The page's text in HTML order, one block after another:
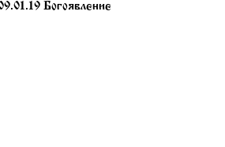
Богоявление